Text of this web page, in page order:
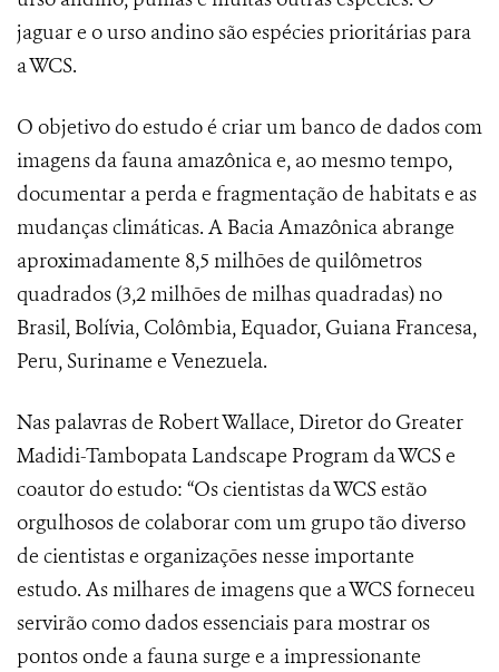
jaguar e o urso andino são espécies prioritárias para
a WCS.
O objetivo do estudo é criar um banco de dados com
imagens da fauna amazônica e, ao mesmo tempo,
documentar a perda e fragmentação de habitats e as
mudanças climáticas. A Bacia Amazônica abrange
aproximadamente 8,5 milhões de quilômetros
quadrados (3,2 milhões de milhas quadradas) no
Brasil, Bolívia, Colômbia, Equador, Guiana Francesa,
Peru, Suriname e Venezuela.
Nas palavras de Robert Wallace, Diretor do Greater
Madidi-Tambopata Landscape Program da WCS e
coautor do estudo: “Os cientistas da WCS estão
orgulhosos de colaborar com um grupo tão diverso
de cientistas e organizações nesse importante
estudo. As milhares de imagens que a WCS forneceu
servirão como dados essenciais para mostrar os
pontos onde a fauna surge e a impressionante